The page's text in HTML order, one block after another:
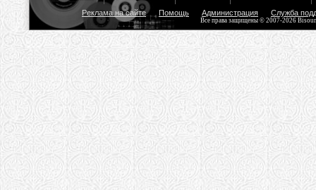
Реклама на сайте Помощь Администрация Служба
Все права защищены © 2007-2026